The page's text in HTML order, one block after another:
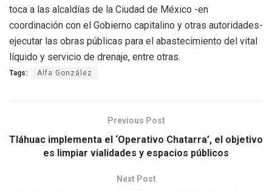
toca a las alcaldías de la Ciudad de México -en
coordinación con el Gobierno capitalino y otras autoridades-
ejecutar las obras públicas para el abastecimiento del vital
líquido y servicio de drenaje, entre otras.
Tags: Alfa González
Previous Post
Tláhuac implementa el ‘Operativo Chatarra’, el objetivo
es limpiar vialidades y espacios públicos
Next Post